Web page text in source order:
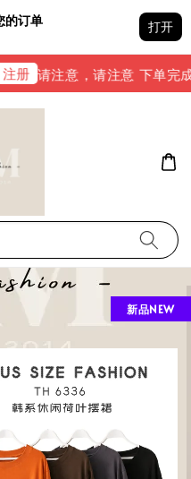
的订单 打开
请注意，请注意 下单完成
新品NEW